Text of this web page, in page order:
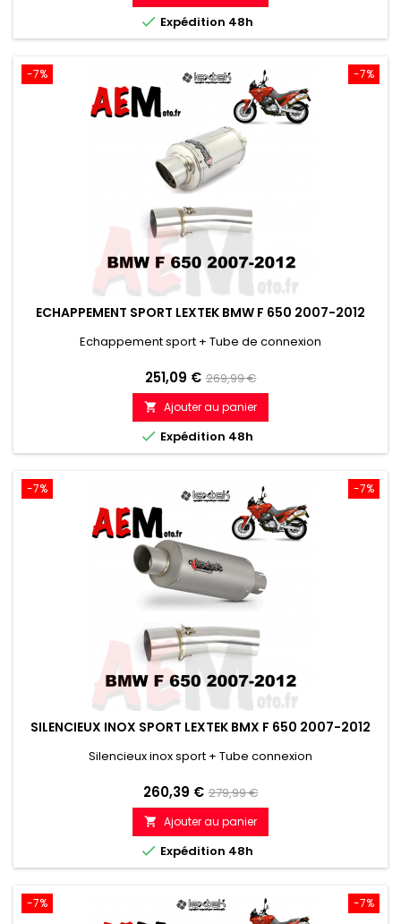
référence
 Expédition 48h
-7%
-7%
ECHAPPEMENT SPORT LEXTEK BMW F 650 2007-2012
Echappement sport + Tube de connexion
Prix
251,09 € Prix
de
référence
269,99 €
 Ajouter au panier
 Expédition 48h
-7%
-7%
SILENCIEUX INOX SPORT LEXTEK BMX F 650 2007-2012
Silencieux inox sport + Tube connexion
Prix
260,39 € Prix
de
référence
279,99 €
 Ajouter au panier
 Expédition 48h
-7%
-7%